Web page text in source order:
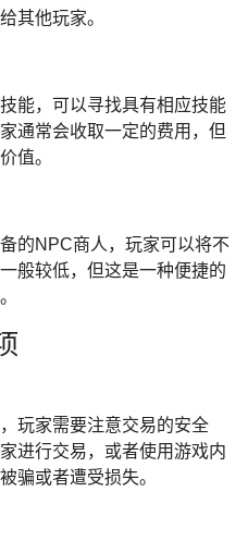
其他玩家。
能，可以寻找具有相应技能
通常会收取一定的费用，但
值。
的NPC商人，玩家可以将不
般较低，但这是一种便捷的
玩家需要注意交易的安全
进行交易，或者使用游戏内
骗或者遭受损失。